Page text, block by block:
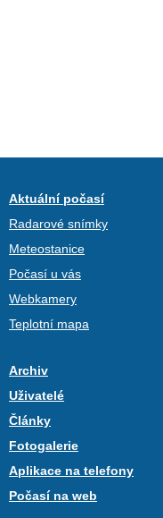
Aktuální počasí
Radarové snímky
Meteostanice
Počasí u vás
Webkamery
Teplotní mapa
Archiv
Uživatelé
Články
Fotogalerie
Aplikace na telefony
Počasí na web